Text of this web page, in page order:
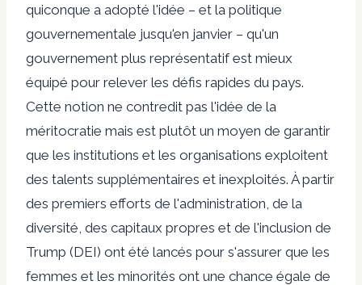
quiconque a adopté l'idée – et la politique
gouvernementale jusqu'en janvier – qu'un
gouvernement plus représentatif est mieux
équipé pour relever les défis rapides du pays.
Cette notion ne contredit pas l'idée de la
méritocratie mais est plutôt un moyen de garantir
que les institutions et les organisations exploitent
des talents supplémentaires et inexploités. À partir
des premiers efforts de l'administration, de la
diversité, des capitaux propres et de l'inclusion de
Trump (DEI) ont été lancés pour s'assurer que les
femmes et les minorités ont une chance égale de